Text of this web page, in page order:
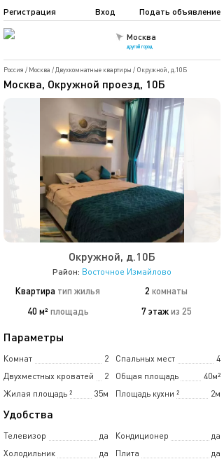
Москва
другой город
Подать объявление
Регистрация Вход
Россия / Москва / Двухкомнатные квартиры / Окружной, д.10Б
Москва, Окружной проезд, 10Б
Окружной, д.10Б
Район: Восточное Измайлово
Квартира тип жилья 2 комнаты
40 м² площадь 7 этаж из 25
Параметры
Комнат 2 Спальных мест
4
Двухместных кроватей
2 Общая площадь
40м²
Жилая площадь
35м
² Площадь кухни 2м
²
Удобства
Телевизор да Кондиционер
да
Холодильник
да Плита
да